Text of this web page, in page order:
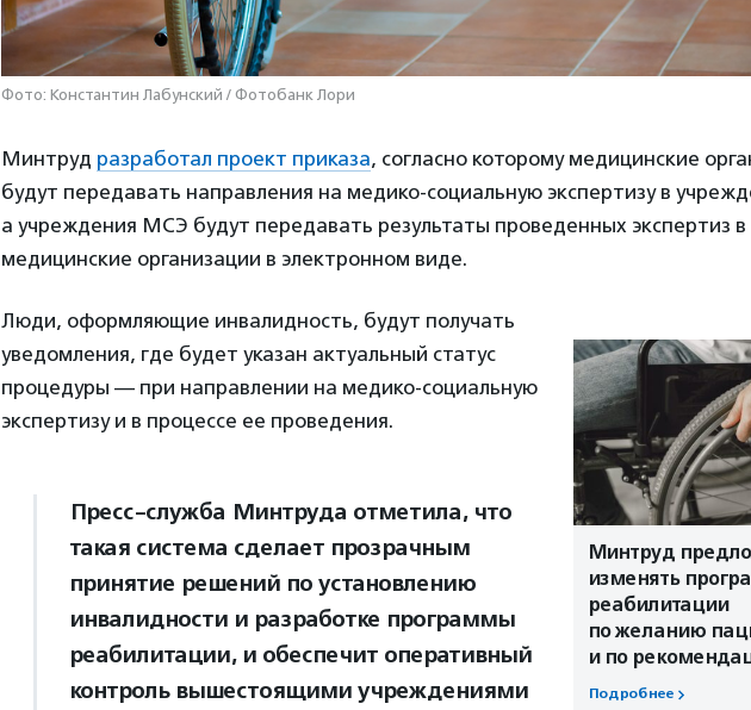
Фото: Константин Лабунский / Фотобанк Лори
Минтруд разработал проект приказа, согласно которому медицинские
будут передавать направления на медико-социальную экспертизу в
а учреждения МСЭ будут передавать результаты проведенных экспертиз в
медицинские организации в электронном виде.
Минтруд
изменять
реабилитации
по желанию
и по
Подробнее
Люди, оформляющие инвалидность, будут получать
уведомления, где будет указан актуальный статус
процедуры — при направлении на медико-социальную
экспертизу и в процессе ее проведения.
Пресс-служба Минтруда отметила, что
такая система сделает прозрачным
принятие решений по установлению
инвалидности и разработке программы
реабилитации, и обеспечит оперативный
контроль вышестоящими учреждениями